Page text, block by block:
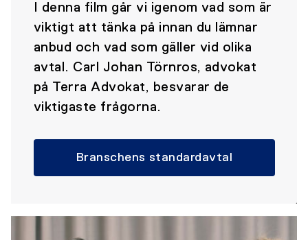
I denna film går vi igenom vad som är
viktigt att tänka på innan du lämnar
anbud och vad som gäller vid olika
avtal. Carl Johan Törnros, advokat
på Terra Advokat, besvarar de
viktigaste frågorna.
Branschens standardavtal